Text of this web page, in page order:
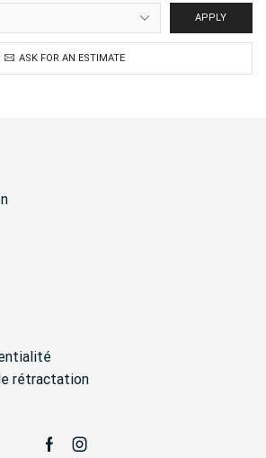
APPLY
ASK FOR AN ESTIMATE
rétractation
FacebookInstagram